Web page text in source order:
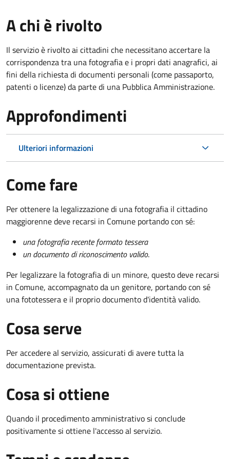
A chi è rivolto
Il servizio è rivolto ai cittadini che necessitano accertare la
corrispondenza tra una fotografia e i propri dati anagrafici, ai
fini della richiesta di documenti personali (come passaporto,
patenti o licenze) da parte di una Pubblica Amministrazione.
Approfondimenti
Ulteriori informazioni
Come fare
Per ottenere la legalizzazione di una fotografia il cittadino
maggiorenne deve recarsi in Comune portando con sé:
una fotografia recente formato tessera
un documento di riconoscimento valido.
Per legalizzare la fotografia di un minore, questo deve recarsi
in Comune, accompagnato da un genitore, portando con sé
una fototessera e il proprio documento d'identità valido.
Cosa serve
Per accedere al servizio, assicurati di avere tutta la
documentazione prevista.
Cosa si ottiene
Quando il procedimento amministrativo si conclude
positivamente si ottiene l'accesso al servizio.